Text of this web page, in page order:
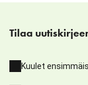
Tilaa
Kuulet